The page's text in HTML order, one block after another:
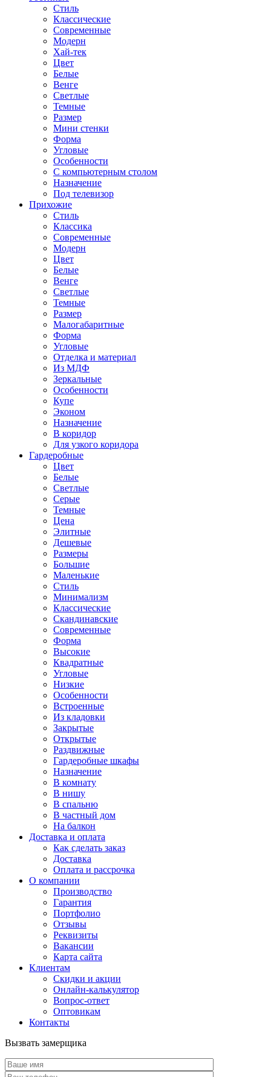
Стиль
Классические
Современные
Модерн
Хай-тек
Цвет
Белые
Венге
Светлые
Темные
Размер
Мини стенки
Форма
Угловые
Особенности
С компьютерным столом
Назначение
Под телевизор
Прихожие
Стиль
Классика
Современные
Модерн
Цвет
Белые
Венге
Светлые
Темные
Размер
Малогабаритные
Форма
Угловые
Отделка и материал
Из МДФ
Зеркальные
Особенности
Купе
Эконом
Назначение
В коридор
Для узкого коридора
Гардеробные
Цвет
Белые
Светлые
Серые
Темные
Цена
Элитные
Дешевые
Размеры
Большие
Маленькие
Стиль
Минимализм
Классические
Скандинавские
Современные
Форма
Высокие
Квадратные
Угловые
Низкие
Особенности
Встроенные
Из кладовки
Закрытые
Открытые
Раздвижные
Гардеробные шкафы
Назначение
В комнату
В нишу
В спальню
В частный дом
На балкон
Доставка и оплата
Как сделать заказ
Доставка
Оплата и рассрочка
О компании
Производство
Гарантия
Портфолио
Отзывы
Реквизиты
Вакансии
Карта сайта
Клиентам
Скидки и акции
Онлайн-калькулятор
Вопрос-ответ
Оптовикам
Контакты
Вызвать замерщика